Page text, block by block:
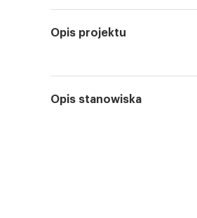
Opis projektu
Opis stanowiska